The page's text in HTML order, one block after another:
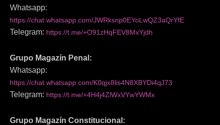
Whatsapp:
https://chat.whatsapp.com/JWRksnp0EYoLwQZ3aQrYfE
Telegram: https://t.me/+O91zHqFEV8MxYjdh
Grupo Magazín Penal:
Whatsapp:
https://chat.whatsapp.com/K0qjx8lis4N8XBYDi4qJ73
Telegram: https://t.me/+4H4j4ZlWxVYwYWMx
Grupo Magazín Constitucional: